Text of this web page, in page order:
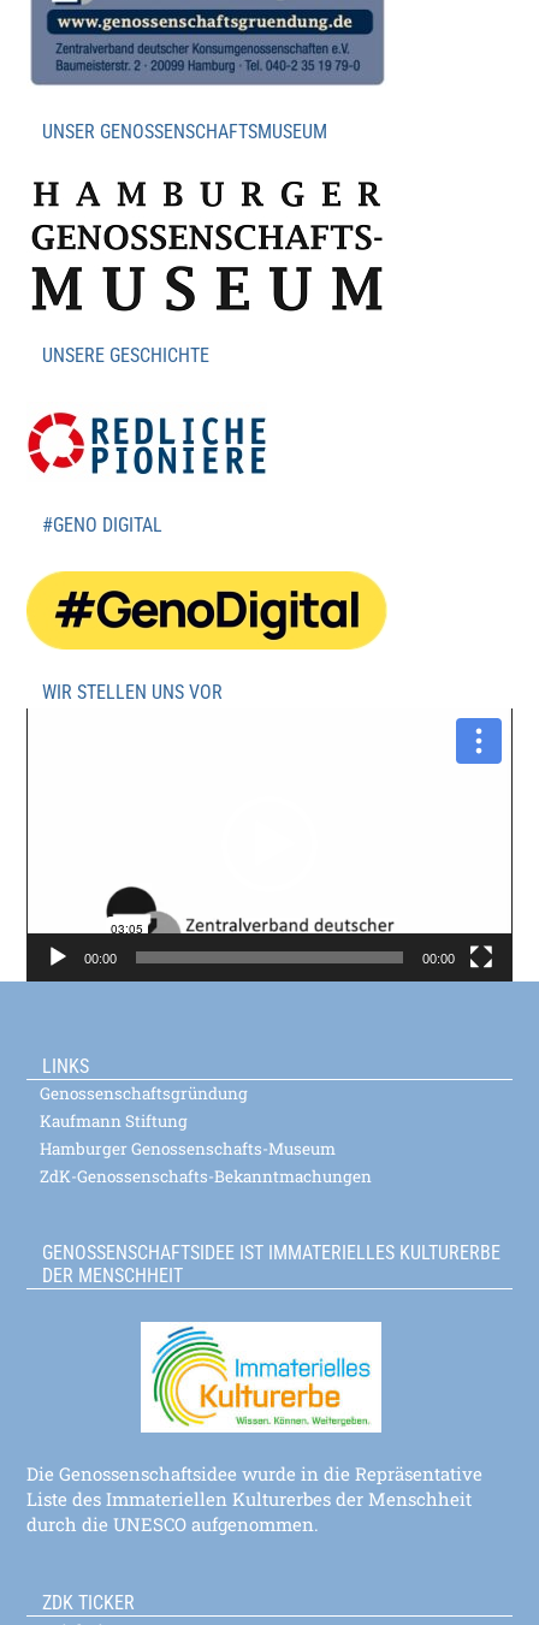
UNSER GENOSSENSCHAFTSMUSEUM
UNSERE GESCHICHTE
#GENO DIGITAL
WIR STELLEN UNS VOR
00:00 00:00
LINKS
Genossenschaftsgründung
Kaufmann Stiftung
Hamburger Genossenschafts-Museum
ZdK-Genossenschafts-Bekanntmachungen
GENOSSENSCHAFTSIDEE IST IMMATERIELLES KULTURERBE
DER MENSCHHEIT
Die Genossenschaftsidee wurde in die Repräsentative
Liste des Immateriellen Kulturerbes der Menschheit
durch die UNESCO aufgenommen.
ZDK TICKER